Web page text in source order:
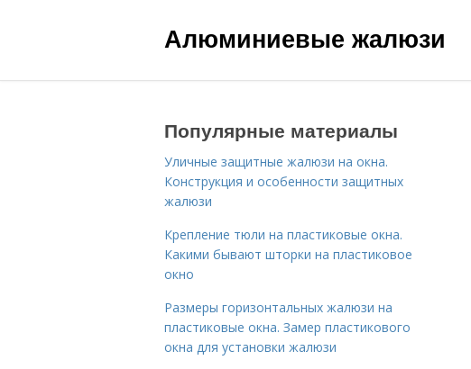
Алюминиевые жалюзи
Популярные материалы
Уличные защитные жалюзи на окна.
Конструкция и особенности защитных
жалюзи
Крепление тюли на пластиковые окна.
Какими бывают шторки на пластиковое
окно
Размеры горизонтальных жалюзи на
пластиковые окна. Замер пластикового
окна для установки жалюзи